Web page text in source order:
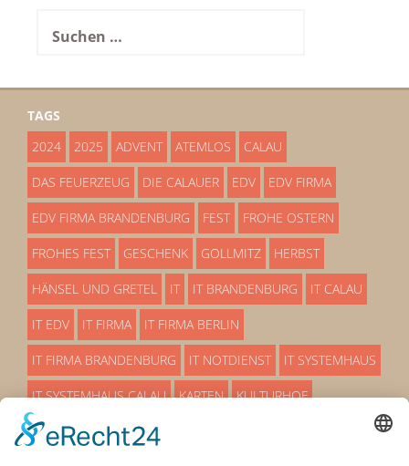
nach:
TAGS
2024
2025 ADVENT ATEMLOS CALAU
DAS FEUERZEUG DIE CALAUER EDV EDV FIRMA
EDV FIRMA BRANDENBURG FEST FROHE OSTERN
FROHES FEST GESCHENK GOLLMITZ HERBST
HÄNSEL UND GRETEL IT IT BRANDENBURG IT CALAU
IT EDV IT FIRMA IT FIRMA BERLIN
IT FIRMA BRANDENBURG IT NOTDIENST IT SYSTEMHAUS
IT SYSTEMHAUS CALAU KARTEN KULTURHOF
LÜBBENAU MÄRCHEN